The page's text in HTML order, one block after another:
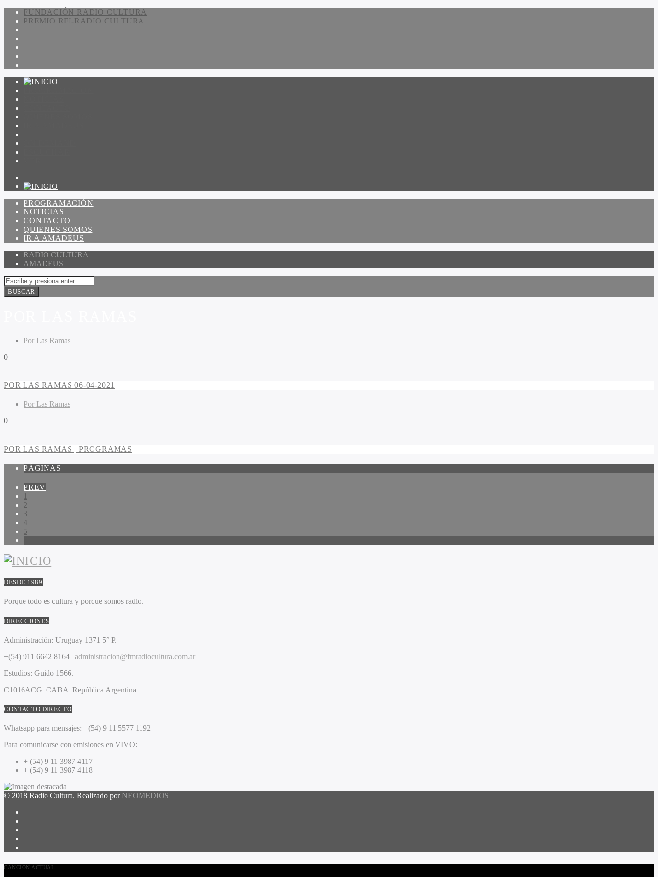
FUNDACIÓN RADIO CULTURA
PREMIO RFI-RADIO CULTURA
PROGRAMACIÓN
NOTICIAS
CONTACTO
QUIENES SOMOS
IR A AMADEUS
RADIO CULTURA
AMADEUS
Por Las Ramas
0
POR LAS RAMAS 06-04-2021
Por Las Ramas
0
POR LAS RAMAS | PROGRAMAS
PÁGINAS
PREV
1
2
3
4
5
DESDE 1989
Porque todo es cultura y porque somos radio.
DIRECCIONES
Administración: Uruguay 1371 5° P.
+(54) 911 6642 8164 | administracion@fmradiocultura.com.ar
Estudios: Guido 1566.
C1016ACG. CABA. República Argentina.
CONTACTO DIRECTO
Whatsapp para mensajes: +(54) 9 11 5577 1192
Para comunicarse con emisiones en VIVO:
+ (54) 9 11 3987 4117
+ (54) 9 11 3987 4118
© 2018 Radio Cultura. Realizado por NEOMEDIOS
CANCIÓN ACTUAL